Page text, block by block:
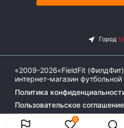
0
«2009-2026«FieldFit
интернет-магазин
Политика
Пользовательское соглашение